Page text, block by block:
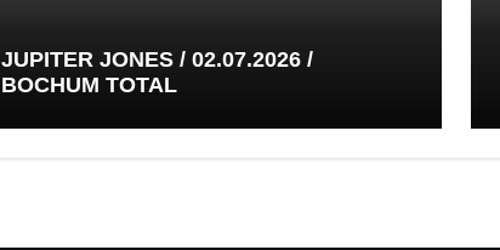
JUPITER JONES / 02.07.2026 /
BOCHUM TOTAL